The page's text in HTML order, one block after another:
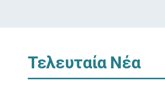
Τελευταία Νέα